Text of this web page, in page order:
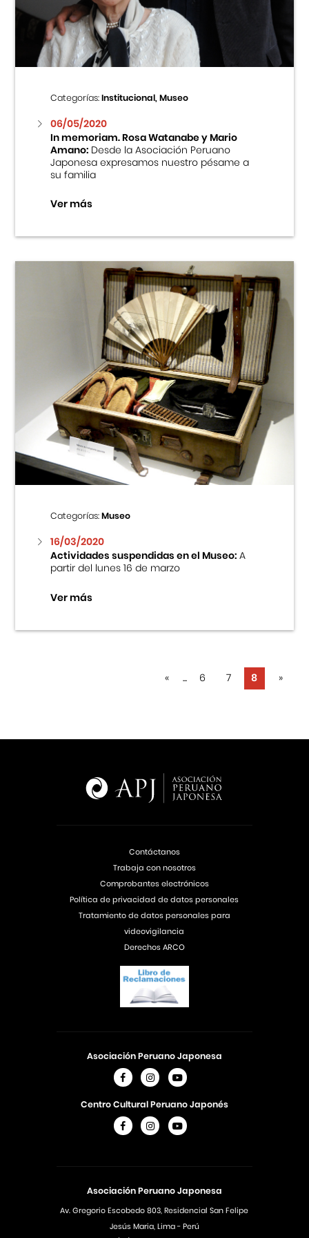
Centro Cultural Peruano Japonés
Cursos
Museo de la Inmigración Japonesa
Fondo Editorial
Teatro Peruano Japonés
Categorías:Institucional, Museo
06/05/2020
In memoriam. Rosa Watanabe y Mario
Amano:Desde la Asociación Peruano
Japonesa expresamos nuestro pésame a
su familia
Ver más
Categorías:Museo
16/03/2020
Actividades suspendidas en el Museo:A
partir del lunes 16 de marzo
Ver más
« ... 6 7 8 »
Asociación Peruano Japonesa
Av. Gregorio Escobedo 803, Residencial San Felipe
Jesús Maria, Lima - Perú
Asociación Peruano Japonesa
Centro Cultural Peruano Japonés
Contáctanos
Trabaja con nosotros
Comprobantes electrónicos
Política de privacidad de datos personales
Tratamiento de datos personales para
videovigilancia
Derechos ARCO